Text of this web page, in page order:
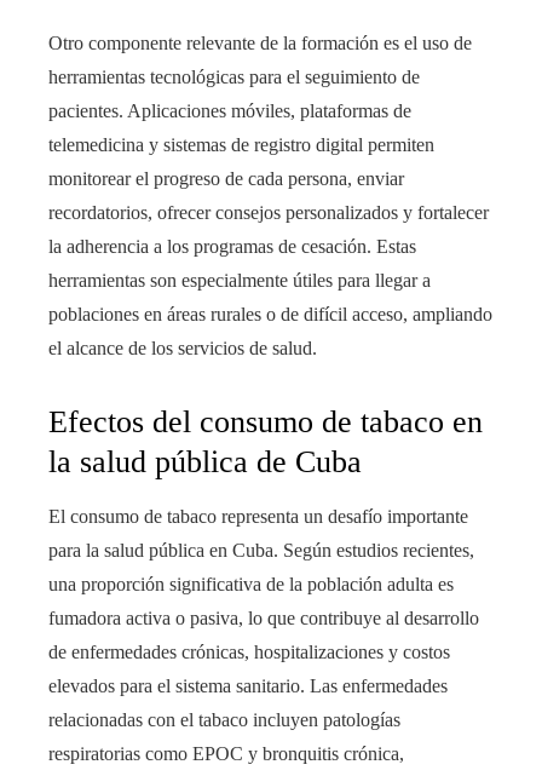
Otro componente relevante de la formación es el uso de
herramientas tecnológicas para el seguimiento de
pacientes. Aplicaciones móviles, plataformas de
telemedicina y sistemas de registro digital permiten
monitorear el progreso de cada persona, enviar
recordatorios, ofrecer consejos personalizados y fortalecer
la adherencia a los programas de cesación. Estas
herramientas son especialmente útiles para llegar a
poblaciones en áreas rurales o de difícil acceso, ampliando
el alcance de los servicios de salud.
Efectos del consumo de tabaco en
la salud pública de Cuba
El consumo de tabaco representa un desafío importante
para la salud pública en Cuba. Según estudios recientes,
una proporción significativa de la población adulta es
fumadora activa o pasiva, lo que contribuye al desarrollo
de enfermedades crónicas, hospitalizaciones y costos
elevados para el sistema sanitario. Las enfermedades
relacionadas con el tabaco incluyen patologías
respiratorias como EPOC y bronquitis crónica,